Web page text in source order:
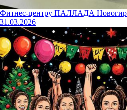
Фитнес-центру ПАЛЛАДА
31.03.2026